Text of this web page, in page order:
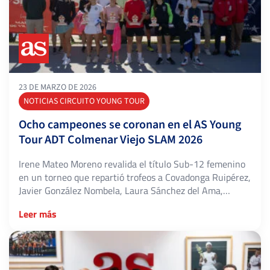
23 DE MARZO DE 2026
NOTICIAS CIRCUITO YOUNG TOUR
Ocho campeones se coronan en el AS Young
Tour ADT Colmenar Viejo SLAM 2026
Irene Mateo Moreno revalida el título Sub-12 femenino
en un torneo que repartió trofeos a Covadonga Ruipérez,
Javier González Nombela, Laura Sánchez del Ama,
Usallán El AS Young Tour ADT Colmenar Viejo SLAM ha
cerrado su tercera edición con ocho nuevos campeones
que inauguran el palmarés de […]
Leer más